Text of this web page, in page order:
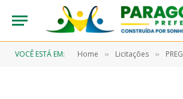
VOCÊ ESTÁ EM: Home » Licitações » PREGÃO ELETRÔNICO Nº 002/2023-SANEPAR (REGISTRO